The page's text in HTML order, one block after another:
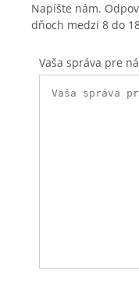
Napíšte nám.
dňoch medzi 8 do
Vaša správa pre